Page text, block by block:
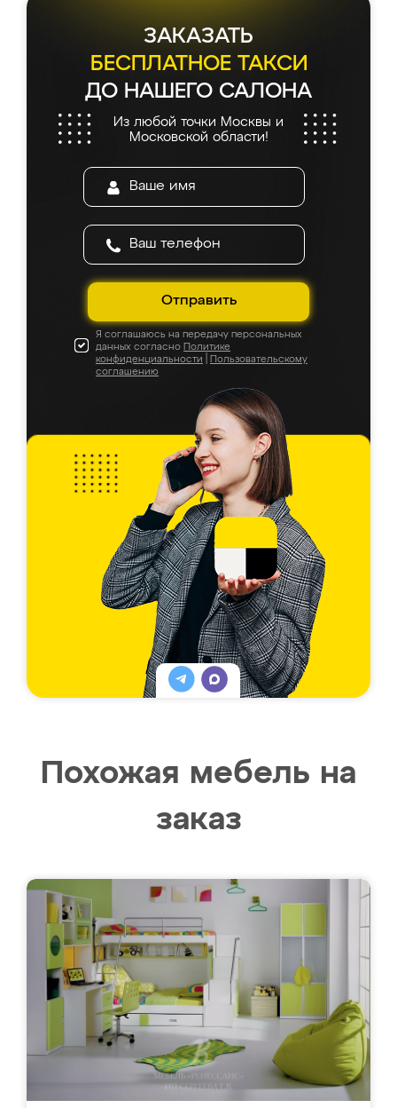
ЗАКАЗАТЬ
БЕСПЛАТНОЕ ТАКСИ
ДО НАШЕГО САЛОНА
Из любой точки Москвы и
Московской области!
Отправить
Я соглашаюсь на передачу персональных
данных согласно Политике
конфиденциальности
Пользовательскому
соглашению
Похожая мебель на
заказ